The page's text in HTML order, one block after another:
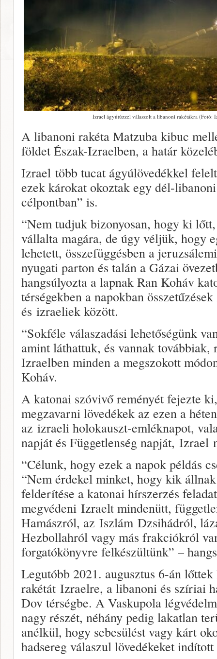
Izrael ágyútúzzel válaszolt a libanoni rakétákra
A libanoni rakéta Matzuba kibuc
földet Észak-Izraelben, a határ
Izrael több tucat ágyúlövedékkel
ezek károkat okoztak egy dél-
célpontban” is.
“Nem tudjuk bizonyosan, hogy ki
vállalta magára, de úgy véljük, hogy
lehetett, összefüggésben a
nyugati parton és talán a Gázai
hangsúlyozta a lapnak Ran Koháv
térségekben a napokban
és izraeliek között.
“Sokféle válaszadási lehetőségünk
amint láthattuk, és vannak továbbiak,
Izraelben minden a megszokott
Koháv.
A katonai szóvivő reményét fejezte
megzavarni lövedékek az ezen a
az izraeli holokauszt-emléknapot,
napját és Függetlenség napját, Izrael
“Célunk, hogy ezek a napok példás
“Nem érdekel minket, hogy kik
felderítése a katonai hírszerzés
megvédeni Izraelt mindenütt,
Hamászról, az Iszlám Dzsihádról,
Hezbollahról vagy más frakciókról
forgatókönyvre felkészültünk” –
Legutóbb 2021. augusztus 6-án
rakétát Izraelre, a libanoni és szíriai
Dov térségbe. A Vaskupola
nagy részét, néhány pedig lakatlan
anélkül, hogy sebesülést vagy kárt
hadsereg válaszul lövedékeket